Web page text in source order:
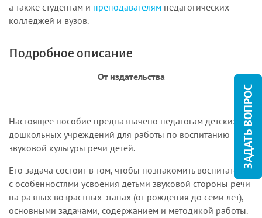
а также студентам и преподавателям педагогических
колледжей и вузов.
Подробное описание
От издательства
Настоящее пособие предназначено педагогам детских
дошкольных учреждений для работы по воспитанию
звуковой культуры речи детей.
Его задача состоит в том, чтобы познакомить воспитателя
с особенностями усвоения детьми звуковой стороны речи
на разных возрастных эта­пах (от рождения до семи лет),
основными задачами, содержанием и мето­дикой работы.
ЗАДАТЬ ВОПРОС